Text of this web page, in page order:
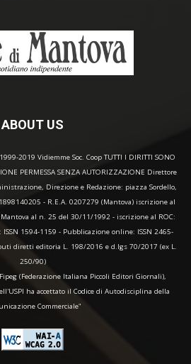
ABOUT US
2019 Vidiemme Soc. Coop TUTTI I DIRITTI SONO
PERMESSA SENZA AUTORIZZAZIONE Direttore
Direzione e Redazione: piazza Sordello,
- R.E.A. 0207279 (Mantova) iscrizione al
al n. 25 del 30/11/1992 - iscrizione al ROC:
1594-1159 - Pubblicazione online: ISSN 2465-
diretti editoria L. 198/2016 e d.lgs 70/2017 (ex L.
250/90)
(Federazione Italiana Piccoli Editori Giornali),
ha accettato il Codice di Autodisciplina della
Commerciale"